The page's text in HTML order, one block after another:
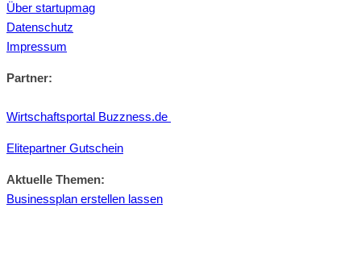
Über startupmag
Datenschutz
Impressum
Partner:
Wirtschaftsportal Buzzness.de
Elitepartner Gutschein
Aktuelle Themen:
Businessplan erstellen lassen